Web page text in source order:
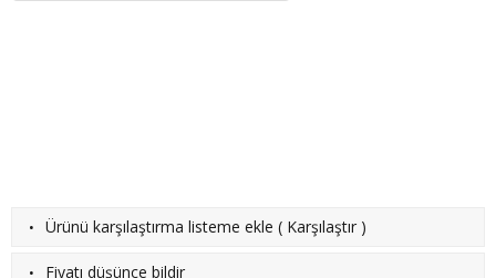
· Ürünü karşılaştırma listeme ekle ( Karşılaştır )
· Fiyatı düşünce bildir